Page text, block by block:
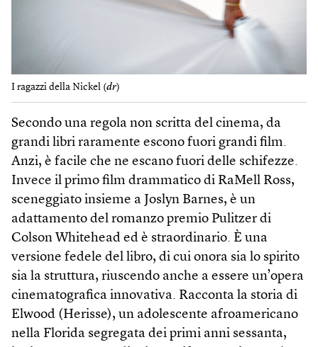
I ragazzi della Nickel (dr)
Secondo una regola non scritta del cinema, da
grandi libri raramente escono fuori grandi film.
Anzi, è facile che ne escano fuori delle schifezze.
Invece il primo film drammatico di RaMell Ross,
sceneggiato insieme a Joslyn Barnes, è un
adattamento del romanzo premio Pulitzer di
Colson Whitehead ed è straordinario. È una
versione fedele del libro, di cui onora sia lo spirito
sia la struttura, riuscendo anche a essere un’opera
cinematografica innovativa. Racconta la storia di
Elwood (Herisse), un adolescente afroamericano
nella Florida segregata dei primi anni sessanta,